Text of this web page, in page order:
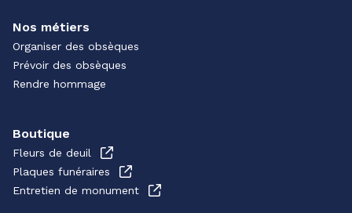
Nos métiers
Organiser des obsèques
Prévoir des obsèques
Rendre hommage
Boutique
Fleurs de deuil
Plaques funéraires
Entretien de monument